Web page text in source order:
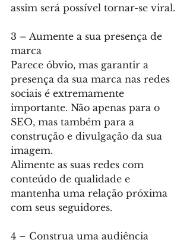
assim será possível tornar-se viral.
3 – Aumente a sua presença de
marca
Parece óbvio, mas garantir a
presença da sua marca nas redes
sociais é extremamente
importante. Não apenas para o
SEO, mas também para a
construção e divulgação da sua
imagem.
Alimente as suas redes com
conteúdo de qualidade e
mantenha uma relação próxima
com seus seguidores.
4 – Construa uma audiência